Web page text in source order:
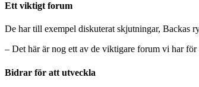
Ett viktigt forum
De har till exempel diskuterat skjutningar, Backas
– Det här är nog ett av de viktigare forum vi har
Bidrar för att utveckla